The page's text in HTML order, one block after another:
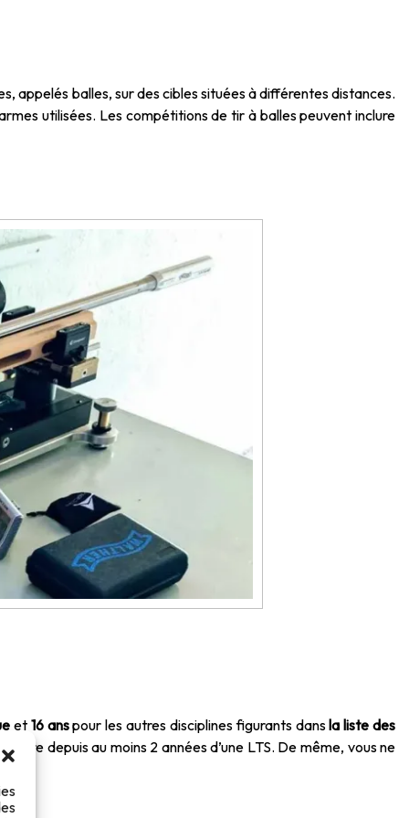
appelés balles, sur des cibles situées à différentes distances.
utilisées. Les compétitions de tir à balles peuvent inclure
et 16 anspour les autres disciplines figurants dansla liste des
depuis au moins 2 années d’une LTS. De même, vous ne